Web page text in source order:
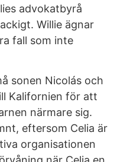
advokatbyrå
Willie ägnar
fall som inte
sonen Nicolás och
Kalifornien för att
närmare sig.
eftersom Celia är
organisationen